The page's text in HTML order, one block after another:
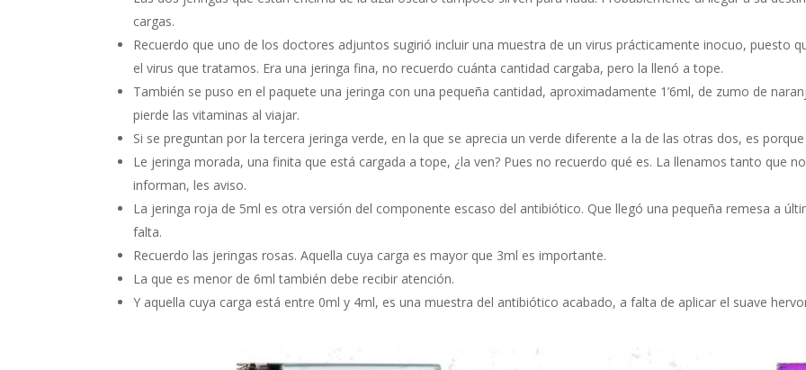
cargas.
Recuerdo que uno de los doctores adjuntos sugirió incluir una muestra de un virus prácticamente inocuo, puesto
el virus que tratamos. Era una jeringa fina, no recuerdo cuánta cantidad cargaba, pero la llenó a tope.
También se puso en el paquete una jeringa con una pequeña cantidad, aproximadamente 1’6ml, de zumo de
pierde las vitaminas al viajar.
Si se preguntan por la tercera jeringa verde, en la que se aprecia un verde diferente a la de las otras dos, es
Le jeringa morada, una finita que está cargada a tope, ¿la ven? Pues no recuerdo qué es. La llenamos tanto que
informan, les aviso.
La jeringa roja de 5ml es otra versión del componente escaso del antibiótico. Que llegó una pequeña remesa a
falta.
Recuerdo las jeringas rosas. Aquella cuya carga es mayor que 3ml es importante.
La que es menor de 6ml también debe recibir atención.
Y aquella cuya carga está entre 0ml y 4ml, es una muestra del antibiótico acabado, a falta de aplicar el suave